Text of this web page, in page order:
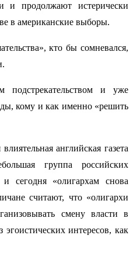
и продолжают истерически
в американские выборы.
кто бы сомневался,
подстрекательством и уже
кому и как именно «решить
английская газета
группа российских
и сегодня «олигархам снова
считают, что «олигархи
смену власти в
интересов, как